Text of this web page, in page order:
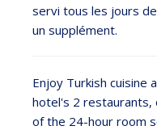
servi tous les jours
un supplément.
Enjoy Turkish cuisine
hotel's 2 restaurants,
of the 24-hour room